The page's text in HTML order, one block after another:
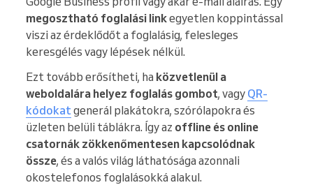
megosztható foglalási linkegyetlen koppintással
viszi az érdeklődőt a foglalásig, felesleges
keresgélés vagy lépések nélkül.
Ezt tovább erősítheti, ha közvetlenül a
weboldalára helyez foglalás gombot, vagy QR-
kódokatgenerál plakátokra, szórólapokra és
üzleten belüli táblákra. Így az offline és online
csatornák zökkenőmentesen kapcsolódnak
össze, és a valós világ láthatósága azonnali
okostelefonos foglalásokká alakul.